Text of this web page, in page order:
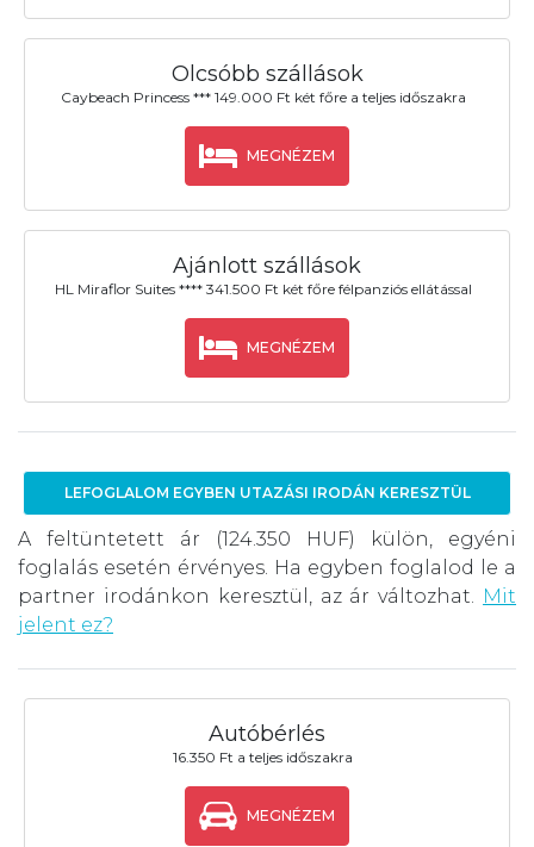
Olcsóbb szállások
Caybeach Princess *** 149.000 Ft két főre a teljes időszakra
MEGNÉZEM
Ajánlott szállások
HL Miraflor Suites **** 341.500 Ft két főre félpanziós ellátással
MEGNÉZEM
LEFOGLALOM EGYBEN UTAZÁSI IRODÁN KERESZTÜL
A feltüntetett ár (124.350 HUF) külön, egyéni
foglalás esetén érvényes. Ha egyben foglalod le a
partner irodánkon keresztül, az ár változhat. Mit
jelent ez?
Autóbérlés
16.350 Ft a teljes időszakra
MEGNÉZEM